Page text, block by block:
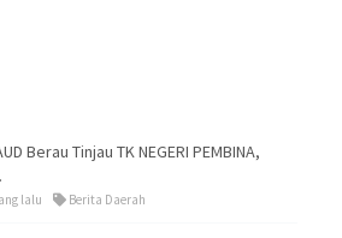
Berau Tinjau TK NEGERI PEMBINA,
lalu Berita Daerah